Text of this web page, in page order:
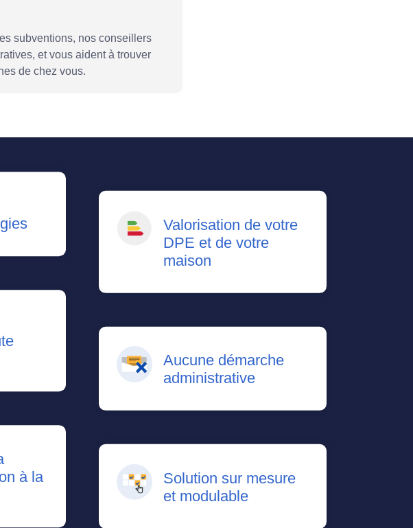
subventions, nos conseillers
et vous aident à trouver
de chez vous.
à la
Valorisation de votre
DPE et de votre
maison
Aucune démarche
administrative
Solution sur mesure
et modulable